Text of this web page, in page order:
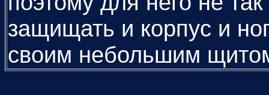
защищать и корпус и
своим небольшим